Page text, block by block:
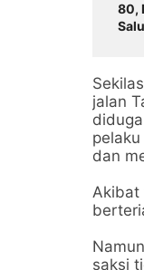
80,
jalan
dan
Akibat
saksi